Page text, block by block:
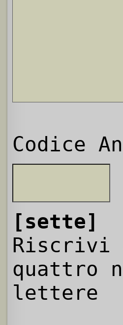
Codice
[sette]
quattro
lettere